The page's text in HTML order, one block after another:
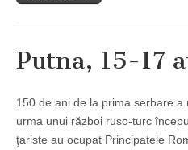
Putna, 15-17
150 de ani de la prima serbare
urma unui război ruso-turc
ţariste au ocupat Principatele